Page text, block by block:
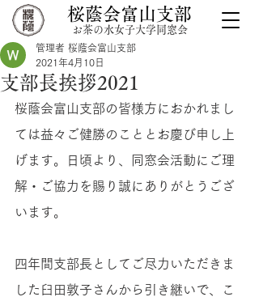
桜蔭会富山支部
お茶の水女子大学同窓会
支部長挨拶2021
管理者 桜蔭会富山支部
2021年4月10日
桜蔭会富山支部の皆様方におかれまし
ては益々ご健勝のこととお慶び申し上
げます。日頃より、同窓会活動にご理
解・ご協力を賜り誠にありがとうござ
います。
四年間支部長としてご尽力いただきま
した臼田敦子さんから引き継いで、こ